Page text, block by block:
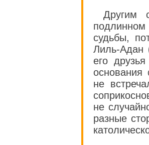
Другим
судьбы,
Лиль-Адан
его
основания
не
не
разные